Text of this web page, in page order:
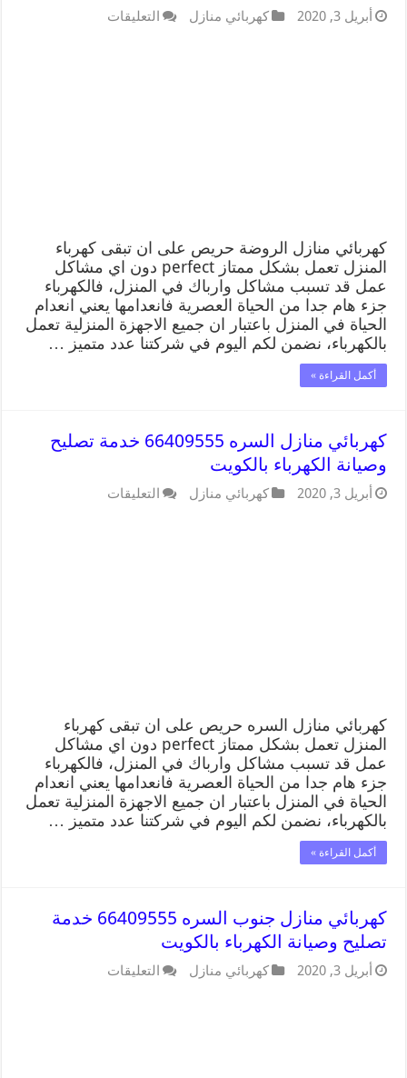
أبريل 3, 2020 كهربائي منازل التعليقات
كهربائي منازل الروضة حريص على ان تبقى كهرباء
المنزل تعمل بشكل ممتاز perfect دون اي مشاكل
عمل قد تسبب مشاكل وارباك في المنزل، فالكهرباء
جزء هام جدا من الحياة العصرية فانعدامها يعني انعدام
الحياة في المنزل باعتبار ان جميع الاجهزة المنزلية تعمل
بالكهرباء، نضمن لكم اليوم في شركتنا عدد متميز …
أكمل القراءة »
كهربائي منازل السره 66409555 خدمة تصليح
وصيانة الكهرباء بالكويت
أبريل 3, 2020 كهربائي منازل التعليقات
كهربائي منازل السره حريص على ان تبقى كهرباء
المنزل تعمل بشكل ممتاز perfect دون اي مشاكل
عمل قد تسبب مشاكل وارباك في المنزل، فالكهرباء
جزء هام جدا من الحياة العصرية فانعدامها يعني انعدام
الحياة في المنزل باعتبار ان جميع الاجهزة المنزلية تعمل
بالكهرباء، نضمن لكم اليوم في شركتنا عدد متميز …
أكمل القراءة »
كهربائي منازل جنوب السره 66409555 خدمة
تصليح وصيانة الكهرباء بالكويت
أبريل 3, 2020 كهربائي منازل التعليقات